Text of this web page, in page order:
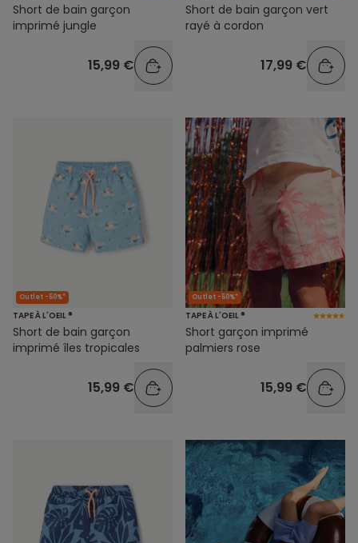
Short de bain garçon
imprimé jungle
15,99 €
Short de bain garçon vert
rayé à cordon
17,99 €
Outlet -50%*
TAPE À L'OEIL ®
Short de bain garçon
imprimé îles tropicales
15,99 €
Outlet -50%*
TAPE À L'OEIL ®
Short garçon imprimé
palmiers rose
15,99 €